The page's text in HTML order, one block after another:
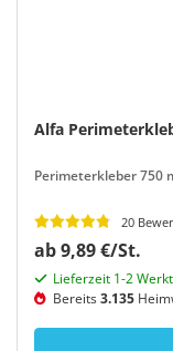
Alfa
Perimeterkleber 750
20
ab 9,89 €/St.
Lieferzeit 1-2
Bereits3.135